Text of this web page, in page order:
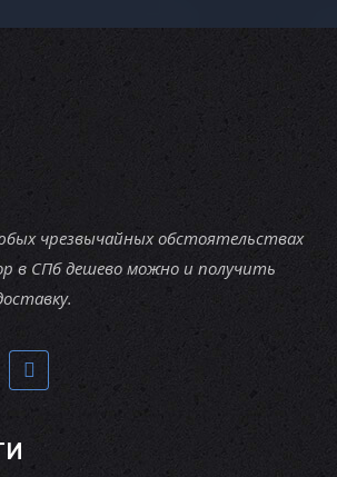
чрезвычайных обстоятельствах
в СПб дешево можно и получить